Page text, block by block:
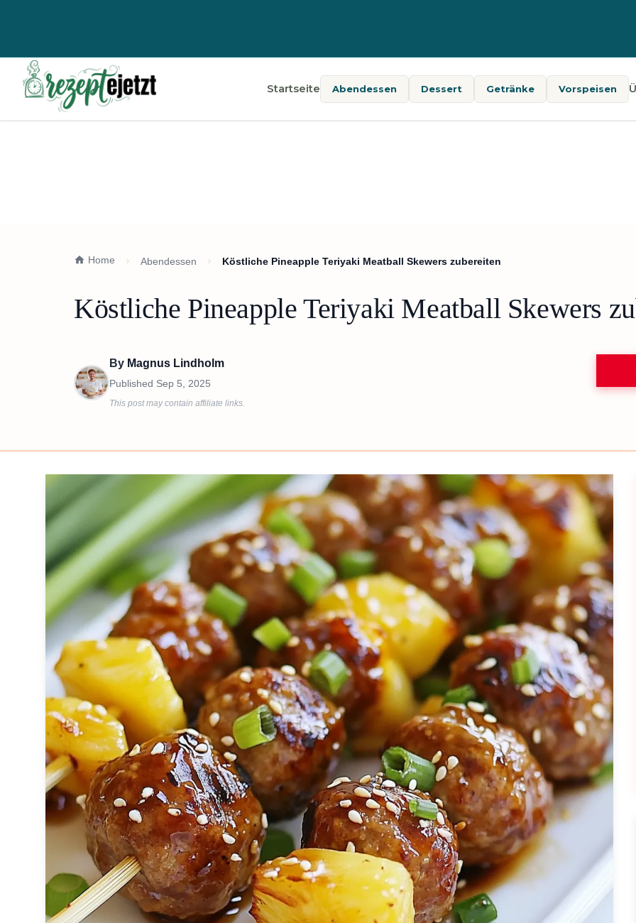
Startseite Abendessen Dessert Getränke Vorspeisen
Home Abendessen Köstliche Pineapple Teriyaki Meatball Skewers zubereiten
Köstliche Pineapple Teriyaki Meatball Skewers
By Magnus Lindholm
Published Sep 5, 2025
This post may contain affiliate links.